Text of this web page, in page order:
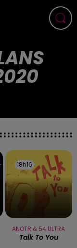
18h16
18h16
ANOTR & 54 ULTRA
Talk To You